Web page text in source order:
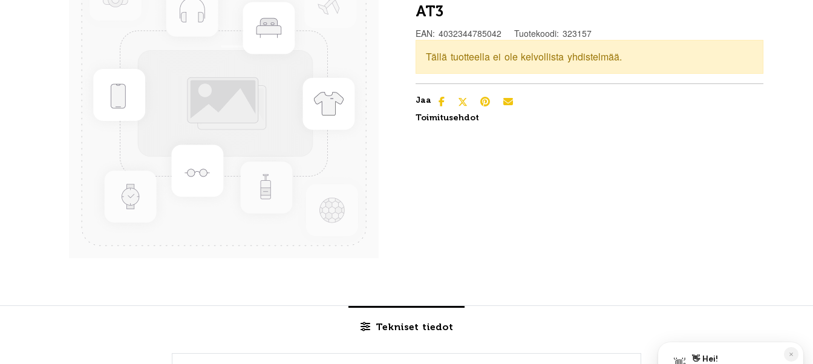
AT3
EAN: 4032344785042 Tuotekoodi: 323157
Tällä tuotteella ei ole kelvollista yhdistelmää.
Jaa
Toimitusehdot
Tekniset tiedot